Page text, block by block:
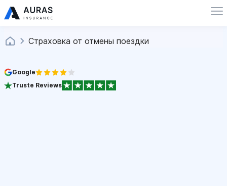
Страховка от отмены поездки
Google
Truste Reviews